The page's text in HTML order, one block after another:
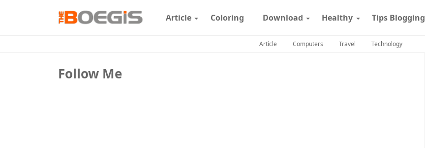
Article Coloring Download Healthy Tips Blogging
Article Computers Travel Technology
Follow Me